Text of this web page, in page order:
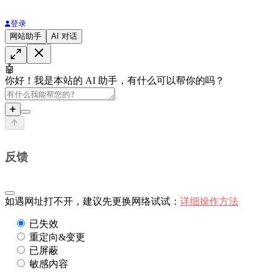
登录
网站助手
AI 对话
🤖
你好！我是本站的 AI 助手，有什么可以帮你的吗？
➕
反馈
如遇网址打不开，建议先更换网络试试： 详细操作方法
已失效
重定向&变更
已屏蔽
敏感内容